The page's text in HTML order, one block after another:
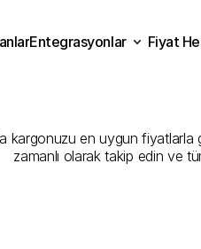
kargonuzu en uygun fiyatlarla
zamanlı olarak takip edin ve
Entegrasyonlar
Fiyat